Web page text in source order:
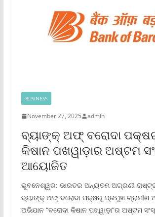
BUSINESS
November 27, 2025 admin
ବ୍ୟାଙ୍କ୍ ଅଫ୍ ବରୋଦା
କିଷାନ ପଖୱାଡ଼ାର ଅଷ୍ଟମ
ଆୟୋଜିତ
ଭୁବନେଶ୍ୱର: ଭାରତର ଅନ୍ୟତମ ଅଗ୍ରଣୀ
ବ୍ୟାଙ୍କ୍ ଅଫ୍ ବରୋଦା ପକ୍ଷରୁ ପ୍ରମୁଖ
ଅଭିଯାନ “ବରୋଦା କିଷାନ ପଖୱାଡ଼ା”ର ଅଷ୍ଟମ